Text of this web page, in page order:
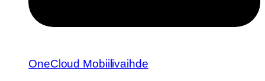
OneCloud Mobiilivaihde